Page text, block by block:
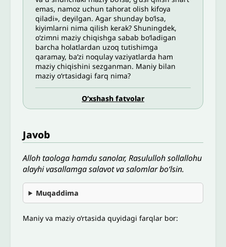
emas, namoz uchun tahorat olish kifoya
qiladi», deyilgan. Agar shunday bo‘lsa,
kiyimlarni nima qilish kerak? Shuningdek,
o‘zimni maziy chiqishga sabab bo‘ladigan
barcha holatlardan uzoq tutishimga
qaramay, ba’zi noqulay vaziyatlarda ham
maziy chiqishini sezganman. Maniy bilan
maziy o‘rtasidagi farq nima?
O’xshash fatvolar
Javob
Alloh taologa hamdu sanolar, Rasululloh sollallohu
alayhi vasallamga salavot va salomlar bo‘lsin.
Muqaddima
Maniy va maziy o‘rtasida quyidagi farqlar bor: